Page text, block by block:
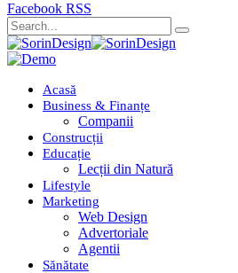
Facebook RSS
Acasă
Business & Finanțe
Companii
Construcții
Educație
Lecții din Natură
Lifestyle
Marketing
Web Design
Advertoriale
Agentii
Sănătate